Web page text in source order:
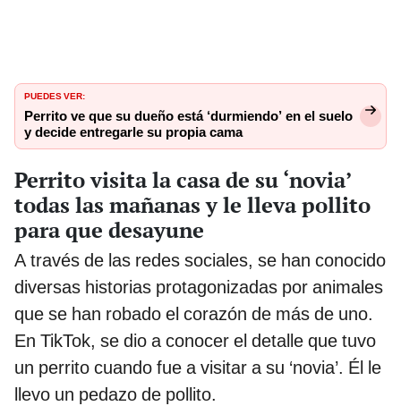
PUEDES VER:
Perrito ve que su dueño está ‘durmiendo’ en el suelo
y decide entregarle su propia cama
Perrito visita la casa de su ‘novia’
todas las mañanas y le lleva pollito
para que desayune
A través de las redes sociales, se han conocido
diversas historias protagonizadas por animales
que se han robado el corazón de más de uno.
En TikTok, se dio a conocer el detalle que tuvo
un perrito cuando fue a visitar a su ‘novia’. Él le
llevo un pedazo de pollito.